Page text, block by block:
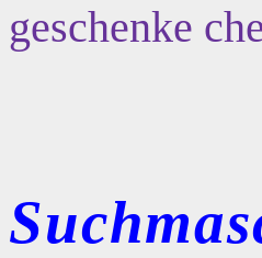
geschenke